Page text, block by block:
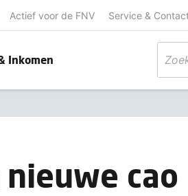
Actief voor de FNV Service &
Inkomen